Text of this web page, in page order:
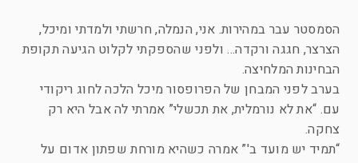
הסמסטר עבר במהירות. אני, הנמלה, חרשתי ולמדתי ומיכל,
הצרצר, חגגה ורקדה… ולפני שהספקתי לקלוט הגיעה תקופת
הבחינות המלחיצה.
בערב לפני המבחן של הפרופסור מיכל הלכה לחוג ריקודי
עם. “את לא נורמלית, את תכשלי” אמרתי לה אבל היא רק
צחקה.
“תמיד יש מועד ב'” אמרה כשהיא מורחת שפתון אדום על